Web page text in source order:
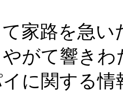
家路を急
がて響き
に関する